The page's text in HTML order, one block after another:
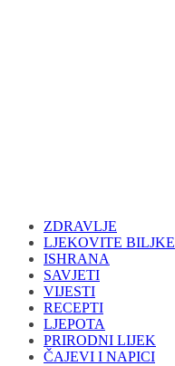
ZDRAVLJE
LJEKOVITE BILJKE
ISHRANA
SAVJETI
VIJESTI
RECEPTI
LJEPOTA
PRIRODNI LIJEK
ČAJEVI I NAPICI